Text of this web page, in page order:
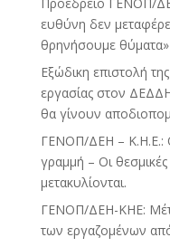
ευθύνη δεν
θρηνήσουμε θύματα»
Εξώδικη επιστολή
εργασίας στον
θα γίνουν
ΓΕΝΟΠ/ΔΕΗ – Κ.Η.Ε.:
γραμμή – Οι θεσμικές
μετακυλίονται.
ΓΕΝΟΠ/ΔΕΗ-ΚΗΕ:
των εργαζομένων